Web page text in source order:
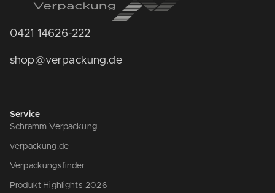
0421 14626-222
shop@verpackung.de
Service
Schramm Verpackung
verpackung.de
Verpackungsfinder
Produkt-Highlights 2026